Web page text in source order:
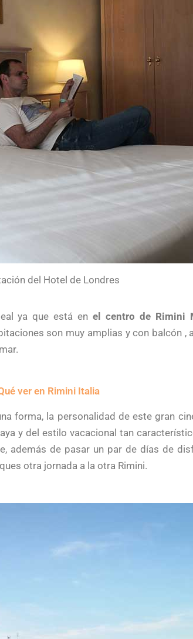
del Hotel de Londres
ya que está enel centro de Rimini
son muy amplias y con balcón ,
ver en Rimini Italia
forma, la personalidad de este gran
y del estilo vacacional tan
además de pasar un par de días de
otra jornada a la otra Rimini.